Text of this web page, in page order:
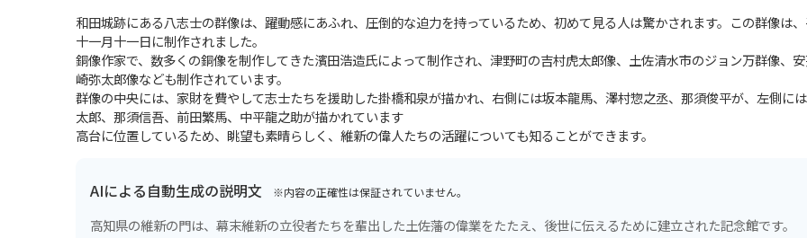
和田城跡にある八志士の群像は、躍動感にあふれ、圧倒的な迫力を持っているため、初めて見る人は驚かされます。この群像は
十一月十一日に制作されました。
銅像作家で、数多くの銅像を制作してきた濱田浩造氏によって制作され、津野町の吉村虎太郎像、土佐清水市のジョン万群像、
崎弥太郎像なども制作されています。
群像の中央には、家財を費やして志士たちを援助した掛橋和泉が描かれ、右側には坂本龍馬、澤村惣之丞、那須俊平が、左側に
太郎、那須信吾、前田繁馬、中平龍之助が描かれています
高台に位置しているため、眺望も素晴らしく、維新の偉人たちの活躍についても知ることができます。
AIによる自動生成の説明文 ※内容の正確性は保証されていません。
高知県の維新の門は、幕末維新の立役者たちを輩出した土佐藩の偉業をたたえ、後世に伝えるために建立された記念館です。